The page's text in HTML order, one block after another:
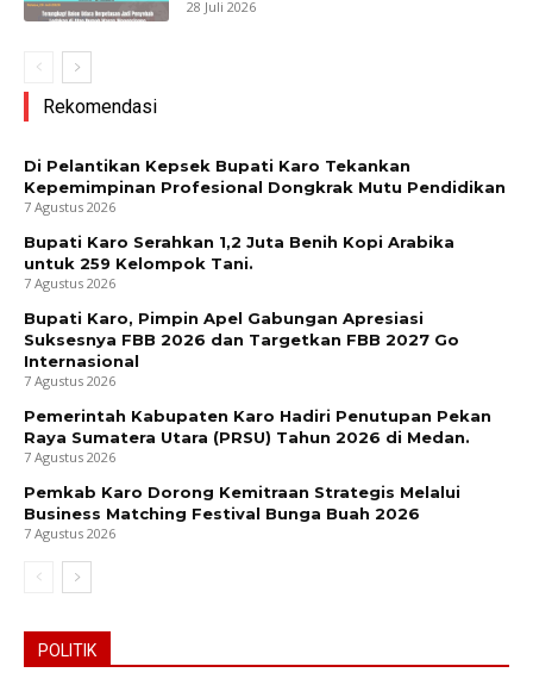
28 Juli 2026
Rekomendasi
Di Pelantikan Kepsek Bupati Karo Tekankan
Kepemimpinan Profesional Dongkrak Mutu Pendidikan
7 Agustus 2026
Bupati Karo Serahkan 1,2 Juta Benih Kopi Arabika
untuk 259 Kelompok Tani.
7 Agustus 2026
Bupati Karo, Pimpin Apel Gabungan Apresiasi
Suksesnya FBB 2026 dan Targetkan FBB 2027 Go
Internasional
7 Agustus 2026
Pemerintah Kabupaten Karo Hadiri Penutupan Pekan
Raya Sumatera Utara (PRSU) Tahun 2026 di Medan.
7 Agustus 2026
Pemkab Karo Dorong Kemitraan Strategis Melalui
Business Matching Festival Bunga Buah 2026
7 Agustus 2026
POLITIK